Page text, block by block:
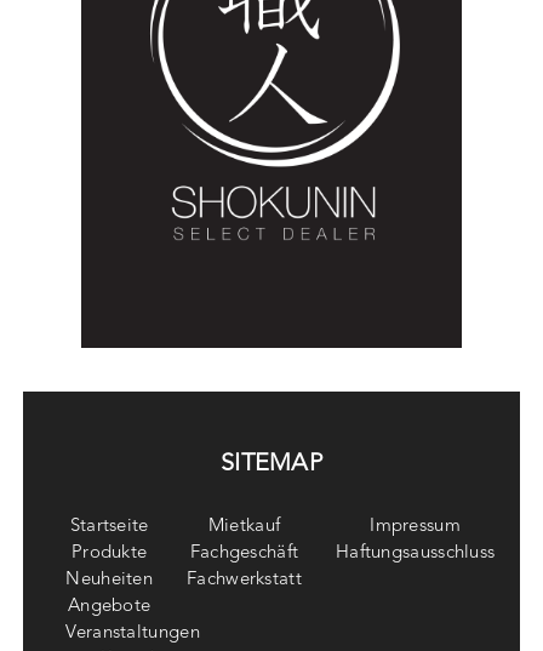
SITEMAP
Startseite
Produkte
Neuheiten
Angebote
Mietkauf
Fachgeschäft
Fachwerkstatt
Impressum
Haftungsausschluss
Veranstaltungen